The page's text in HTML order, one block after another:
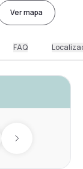
Ver mapa
FAQ
Next day